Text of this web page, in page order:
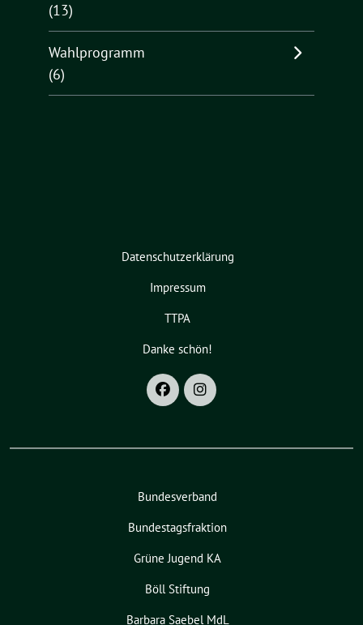
(13)
Wahlprogramm
(6)
Datenschutzerklärung
Impressum
TTPA
Danke schön!
Bundesverband
Bundestagsfraktion
Grüne Jugend KA
Böll Stiftung
Barbara Saebel MdL